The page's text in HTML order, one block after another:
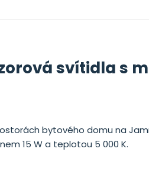
svítidla s
bytového domu na
15 W a teplotou 5 000 K.